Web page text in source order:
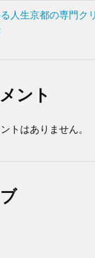
人生京都の専門ク
ント
トはありません。